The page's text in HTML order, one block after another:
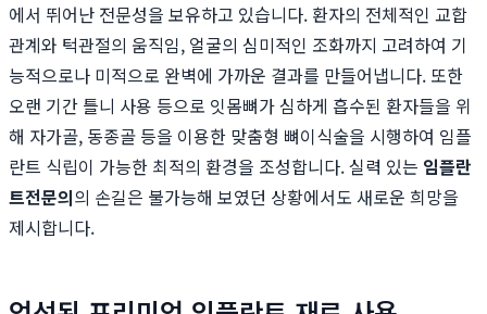
에서 뛰어난 전문성을 보유하고 있습니다. 환자의 전체적인 교합
관계와 턱관절의 움직임, 얼굴의 심미적인 조화까지 고려하여 기
능적으로나 미적으로 완벽에 가까운 결과를 만들어냅니다. 또한
오랜 기간 틀니 사용 등으로 잇몸뼈가 심하게 흡수된 환자들을 위
해 자가골, 동종골 등을 이용한 맞춤형 뼈이식술을 시행하여 임플
란트 식립이 가능한 최적의 환경을 조성합니다. 실력 있는 임플란
트전문의의 손길은 불가능해 보였던 상황에서도 새로운 희망을
제시합니다.